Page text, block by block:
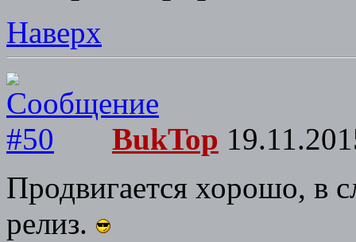
Наверх
BukTop
Продвигается хорошо, в
релиз.